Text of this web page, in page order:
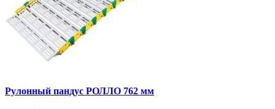
Рулонный пандус РОЛЛО 762 мм